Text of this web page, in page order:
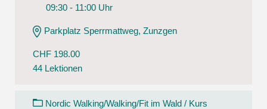
09:30 - 11:00 Uhr
Parkplatz Sperrmattweg, Zunzgen
CHF 198.00
44 Lektionen
Nordic Walking/Walking/Fit im Wald / Kurs